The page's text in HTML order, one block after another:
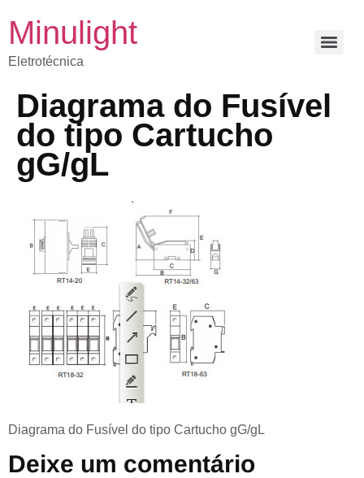
Minulight
Eletrotécnica
Diagrama do Fusível
do tipo Cartucho
gG/gL
Diagrama do Fusível do tipo Cartucho gG/gL
Deixe um comentário